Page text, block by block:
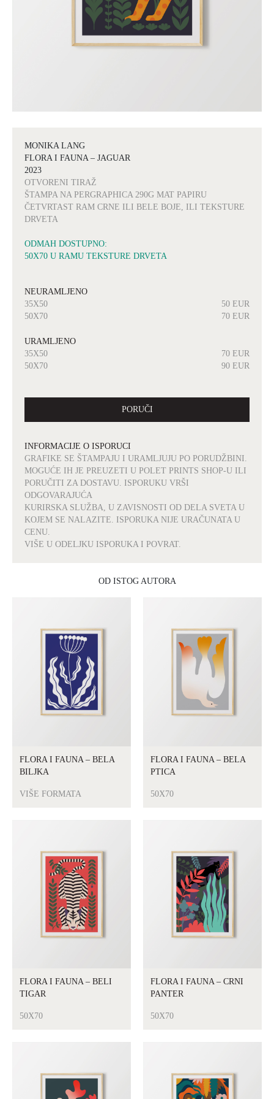
MONIKA LANG
FLORA I FAUNA – JAGUAR
2023
OTVORENI TIRAŽ
ŠTAMPA NA PERGRAPHICA 290G MAT PAPIRU
ČETVRTAST RAM CRNE ILI BELE BOJE, ILI TEKSTURE
DRVETA
ODMAH DOSTUPNO:
50X70 U RAMU TEKSTURE DRVETA
NEURAMLJENO
35X50
50 EUR
50X70
70 EUR
URAMLJENO
35X50
70 EUR
50X70
90 EUR
PORUČI
INFORMACIJE O ISPORUCI
GRAFIKE SE ŠTAMPAJU I URAMLJUJU PO PORUDŽBINI.
MOGUĆE IH JE PREUZETI U POLET PRINTS SHOP-U ILI
PORUČITI ZA DOSTAVU. ISPORUKU VRŠI
ODGOVARAJUĆA
KURIRSKA SLUŽBA, U ZAVISNOSTI OD DELA SVETA U
KOJEM SE NALAZITE. ISPORUKA NIJE URAČUNATA U
CENU.
VIŠE U ODELJKU ISPORUKA I POVRAT.
OD ISTOG AUTORA
FLORA I FAUNA – BELA
BILJKA
VIŠE FORMATA
FLORA I FAUNA – BELA
PTICA
50X70
FLORA I FAUNA – BELI
TIGAR
50X70
FLORA I FAUNA – CRNI
PANTER
50X70